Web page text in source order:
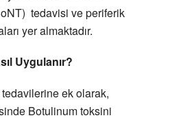
tedavisi ve periferik
yer almaktadır.
Uygulanır?
ek olarak,
Botulinum toksini